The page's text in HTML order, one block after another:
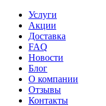
Услуги
Акции
Доставка
FAQ
Новости
Блог
О компании
Отзывы
Контакты